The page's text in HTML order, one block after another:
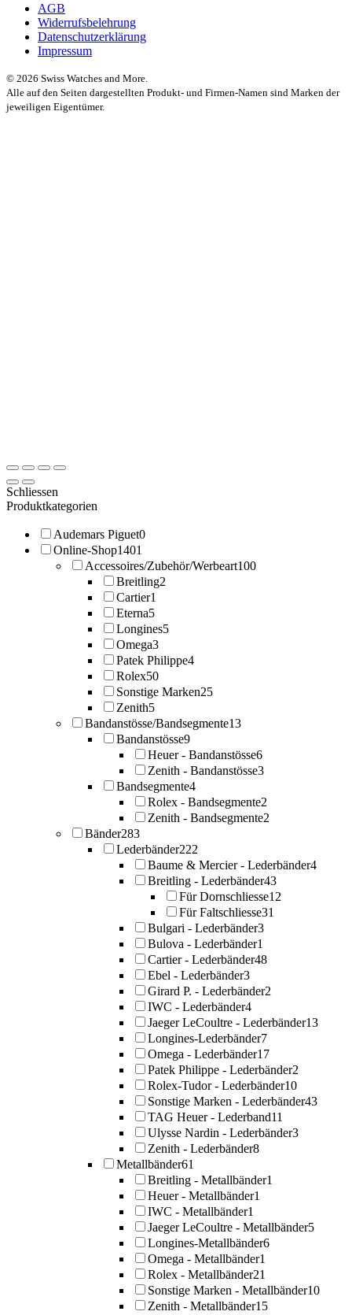
AGB
Widerrufsbelehrung
Datenschutzerklärung
Impressum
© 2026 Swiss Watches and More.
Alle auf den Seiten dargestellten Produkt- und Firmen-Namen sind Marken der
jeweiligen Eigentümer.
Schliessen
Produktkategorien
Audemars Piguet0
Online-Shop1401
Accessoires/Zubehör/Werbeart100
Breitling2
Cartier1
Eterna5
Longines5
Omega3
Patek Philippe4
Rolex50
Sonstige Marken25
Zenith5
Bandanstösse/Bandsegmente13
Bandanstösse9
Heuer - Bandanstösse6
Zenith - Bandanstösse3
Bandsegmente4
Rolex - Bandsegmente2
Zenith - Bandsegmente2
Bänder283
Lederbänder222
Baume & Mercier - Lederbänder4
Breitling - Lederbänder43
Für Dornschliesse12
Für Faltschliesse31
Bulgari - Lederbänder3
Bulova - Lederbänder1
Cartier - Lederbänder48
Ebel - Lederbänder3
Girard P. - Lederbänder2
IWC - Lederbänder4
Jaeger LeCoultre - Lederbänder13
Longines-Lederbänder7
Omega - Lederbänder17
Patek Philippe - Lederbänder2
Rolex-Tudor - Lederbänder10
Sonstige Marken - Lederbänder43
TAG Heuer - Lederband11
Ulysse Nardin - Lederbänder3
Zenith - Lederbänder8
Metallbänder61
Breitling - Metallbänder1
Heuer - Metallbänder1
IWC - Metallbänder1
Jaeger LeCoultre - Metallbänder5
Longines-Metallbänder6
Omega - Metallbänder1
Rolex - Metallbänder21
Sonstige Marken - Metallbänder10
Zenith - Metallbänder15